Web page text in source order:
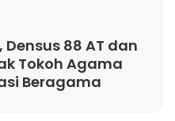
88 AT dan
Tokoh Agama
Beragama